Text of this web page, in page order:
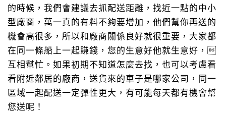
的時候，我們會建議去抓配送距離，找近一點的中小
型廠商，萬一真的有料不夠要增加，他們幫你再送的
機會高很多，所以和廠商關係良好就很重要，大家都
在同一條船上一起賺錢，您的生意好他就生意好，
互相幫忙。如果初期不知道怎麼去找，也可以考慮看
看附近鄰居的廠商，送貨來的車子是哪家公司，同一
區域一起配送一定彈性更大，有可能每天都有機會幫
您送呢！